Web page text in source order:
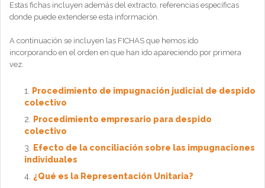
Estas fichas incluyen además del extracto, referencias específicas
donde puede extenderse esta información.
A continuación se incluyen las FICHAS que hemos ido
incorporando en el orden en que han ido apareciendo por primera
vez.
Procedimiento de impugnación judicial de despido
colectivo
Procedimiento empresario para despido
colectivo
Efecto de la conciliación sobre las impugnaciones
individuales
¿Qué es la Representación Unitaria?